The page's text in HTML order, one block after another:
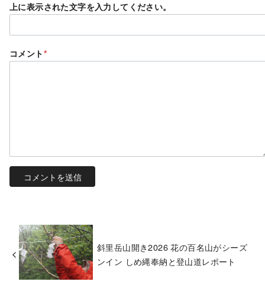
上に表示された文字を入力してください。
コメント*
斜里岳山開き2026 花の百名山がシーズ
ンイン しめ縄奉納と登山道レポート